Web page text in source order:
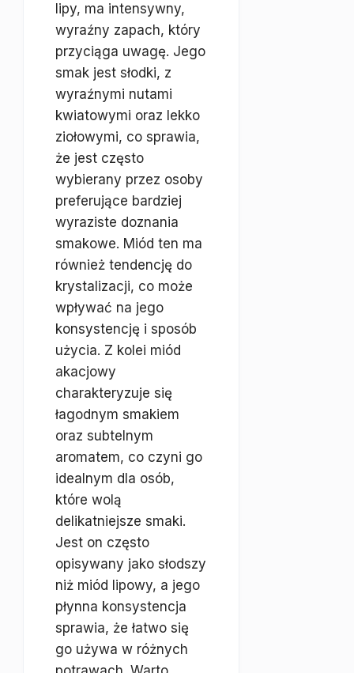
lipy, ma intensywny,
wyraźny zapach, który
przyciąga uwagę. Jego
smak jest słodki, z
wyraźnymi nutami
kwiatowymi oraz lekko
ziołowymi, co sprawia,
że jest często
wybierany przez osoby
preferujące bardziej
wyraziste doznania
smakowe. Miód ten ma
również tendencję do
krystalizacji, co może
wpływać na jego
konsystencję i sposób
użycia. Z kolei miód
akacjowy
charakteryzuje się
łagodnym smakiem
oraz subtelnym
aromatem, co czyni go
idealnym dla osób,
które wolą
delikatniejsze smaki.
Jest on często
opisywany jako słodszy
niż miód lipowy, a jego
płynna konsystencja
sprawia, że łatwo się
go używa w różnych